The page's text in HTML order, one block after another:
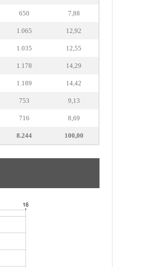
650 7,88
1.065 12,92
1.035 12,55
1.178 14,29
1.189 14,42
753 9,13
716 8,69
8.244 100,00